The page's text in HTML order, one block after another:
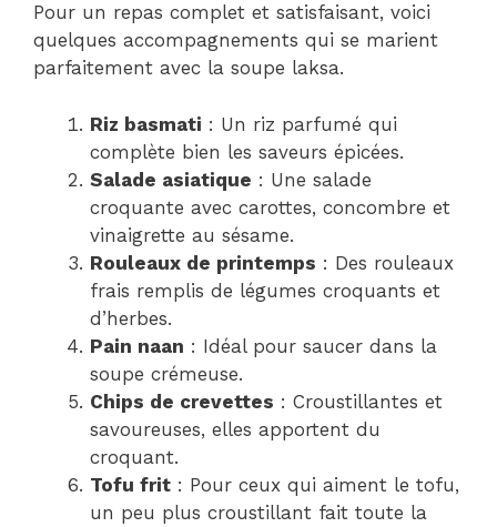
Pour un repas complet et satisfaisant, voici
quelques accompagnements qui se marient
parfaitement avec la soupe laksa.
Riz basmati : Un riz parfumé qui
complète bien les saveurs épicées.
Salade asiatique : Une salade
croquante avec carottes, concombre et
vinaigrette au sésame.
Rouleaux de printemps : Des rouleaux
frais remplis de légumes croquants et
d’herbes.
Pain naan : Idéal pour saucer dans la
soupe crémeuse.
Chips de crevettes : Croustillantes et
savoureuses, elles apportent du
croquant.
Tofu frit : Pour ceux qui aiment le tofu,
un peu plus croustillant fait toute la